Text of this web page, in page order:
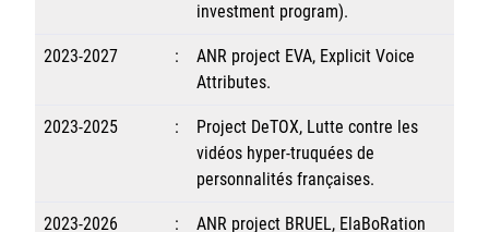
investment program).
2023-2027 :
ANR project EVA, Explicit Voice
Attributes.
2023-2025 :
Project DeTOX, Lutte contre les
vidéos hyper-truquées de
personnalités françaises.
2023-2026 :
ANR project BRUEL, ElaBoRation